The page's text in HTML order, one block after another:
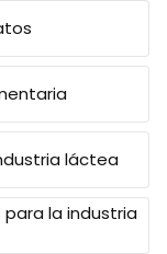
láctea
la industria